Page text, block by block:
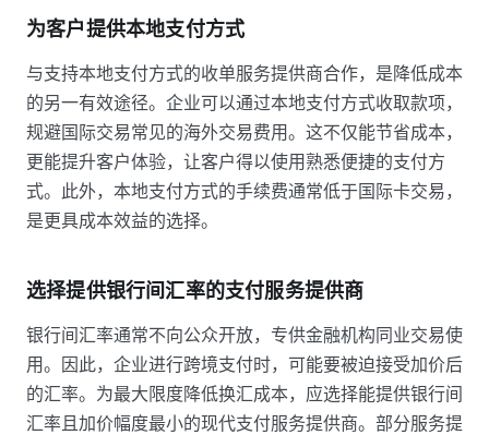
为客户提供本地支付方式
与支持本地支付方式的收单服务提供商合作，是降低成本
的另一有效途径。企业可以通过本地支付方式收取款项，
规避国际交易常见的海外交易费用。这不仅能节省成本，
更能提升客户体验，让客户得以使用熟悉便捷的支付方
式。此外，本地支付方式的手续费通常低于国际卡交易，
是更具成本效益的选择。
选择提供银行间汇率的支付服务提供商
银行间汇率通常不向公众开放，专供金融机构同业交易使
用。因此，企业进行跨境支付时，可能要被迫接受加价后
的汇率。为最大限度降低换汇成本，应选择能提供银行间
汇率且加价幅度最小的现代支付服务提供商。部分服务提